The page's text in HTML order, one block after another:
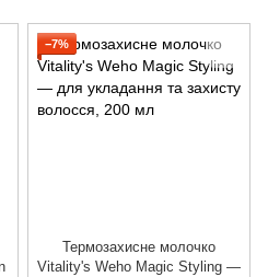
−7%
Термозахисне молочко
Vitality's Weho Magic Styling —